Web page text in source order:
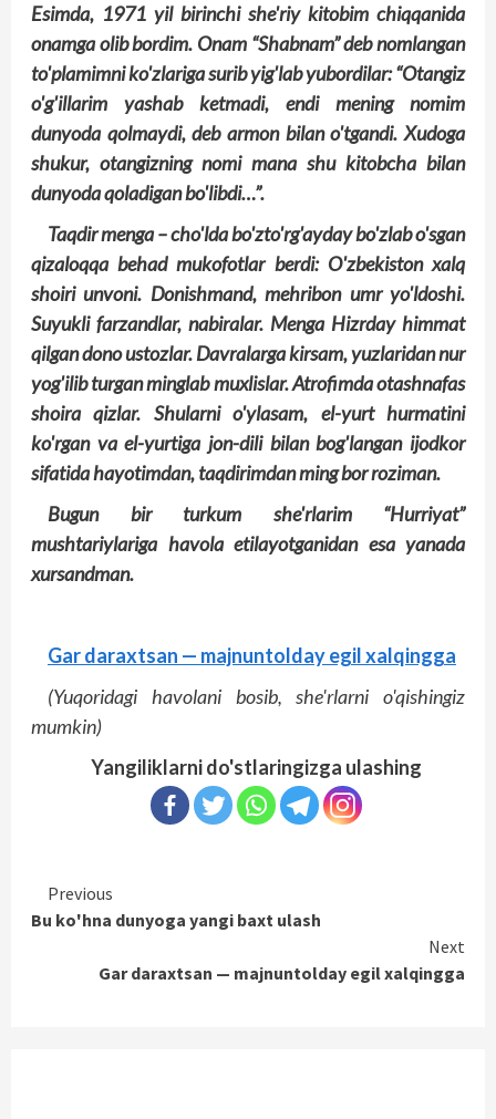
Esimda, 1971 yil birinchi she'riy kitobim chiqqanida
onamga olib bordim. Onam “Shabnam” deb nomlangan
to'plamimni ko'zlariga surib yig'lab yubordilar: “Otangiz
o'g'illarim yashab ketmadi, endi mening nomim
dunyoda qolmaydi, deb armon bilan o'tgandi. Xudoga
shukur, otangizning nomi mana shu kitob­­cha bilan
dunyoda qoladigan bo'libdi…”.
Taqdir menga – cho'lda bo'zto'rg'ayday bo'zlab o'sgan
qizaloqqa behad mukofotlar berdi: O'zbekiston xalq
shoiri unvoni. Donishmand, mehribon umr yo'ldoshi.
Suyukli farzandlar, nabiralar. Menga Hizrday himmat
qilgan dono ustozlar. Davralarga kirsam, yuzlaridan nur
yog'ilib turgan minglab muxlislar. Atrofimda otashnafas
shoira qizlar. Shularni o'ylasam, el-yurt hurmatini
ko'rgan va el-yurtiga jon-dili bilan bog'langan ijodkor
sifatida hayotimdan, taqdirimdan ming bor roziman.
Bugun bir turkum she'rlarim “Hurriyat”
mushtariylariga havola etilayotganidan esa yanada
xursandman.
Gar daraxtsan — majnuntolday egil xalqingga
(Yuqoridagi havolani bosib, she'rlarni o'qishingiz
mumkin)
Yangiliklarni do'stlaringizga ulashing
Continue
Reading
Previous
Bu ko'hna dunyoga yangi baxt ulash
Next
Gar daraxtsan — majnuntolday egil xalqingga